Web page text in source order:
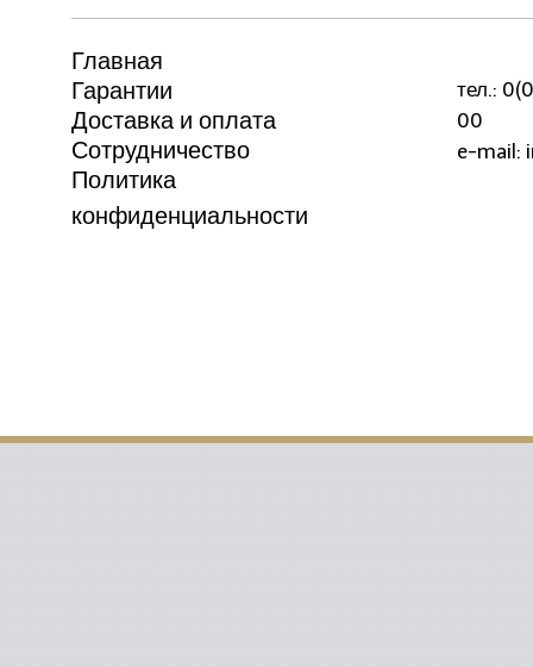
Главная
Гарантии
Доставка и оплата
Сотрудничество
Политика
конфиденциальности
тел.:
00
e-mail: